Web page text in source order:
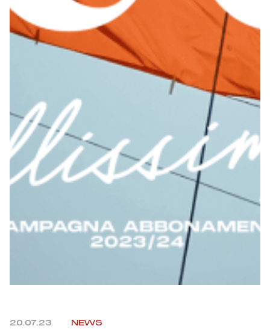
Robe di Kappa x Genoa
Vintage Collection
Kids
Accessori
Outlet
20.07.23 NEWS